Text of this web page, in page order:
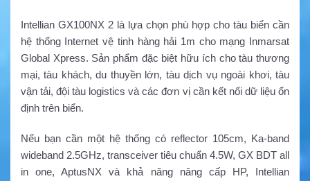
Intellian GX100NX 2 là lựa chọn phù hợp cho tàu biển cần
hệ thống Internet vệ tinh hàng hải 1m cho mạng Inmarsat
Global Xpress. Sản phẩm đặc biệt hữu ích cho tàu thương
mại, tàu khách, du thuyền lớn, tàu dịch vụ ngoài khơi, tàu
vận tải, đội tàu logistics và các đơn vị cần kết nối dữ liệu ổn
định trên biển.
Nếu bạn cần một hệ thống có reflector 105cm, Ka-band
wideband 2.5GHz, transceiver tiêu chuẩn 4.5W, GX BDT all
in one, AptusNX và khả năng nâng cấp HP, Intellian